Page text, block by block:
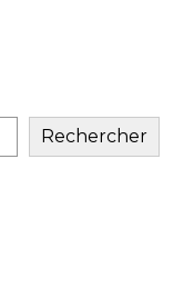
Rechercher